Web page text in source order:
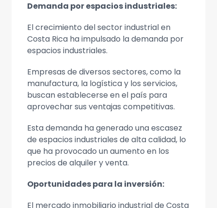
Demanda por espacios industriales:
El crecimiento del sector industrial en
Costa Rica ha impulsado la demanda por
espacios industriales.
Empresas de diversos sectores, como la
manufactura, la logística y los servicios,
buscan establecerse en el país para
aprovechar sus ventajas competitivas.
Esta demanda ha generado una escasez
de espacios industriales de alta calidad, lo
que ha provocado un aumento en los
precios de alquiler y venta.
Oportunidades para la inversión:
El mercado inmobiliario industrial de Costa